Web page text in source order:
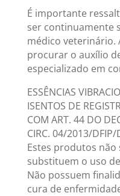
É importante
ser continuamente
médico veterinário.
procurar o auxílio
especializado em
ESSÊNCIAS
ISENTOS DE
COM ART. 44 DO
CIRC. 04/2013/DFIP/
Estes produtos
substituem o uso
Não possuem
cura de